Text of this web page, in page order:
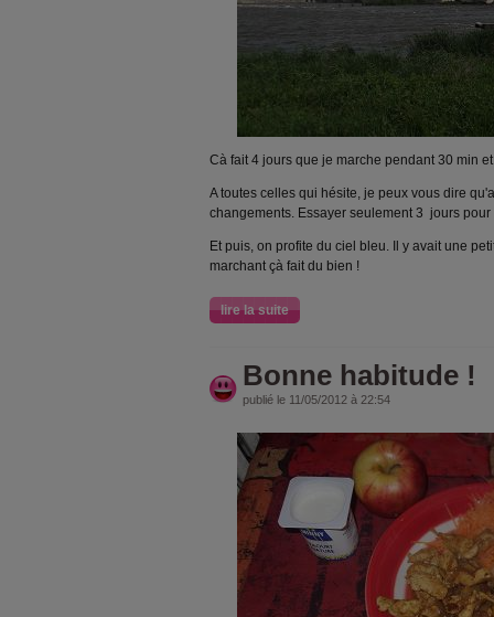
Cà fait 4 jours que je marche pendant 30 min
A toutes celles qui hésite, je peux vous dire
changements. Essayer seulement 3 jours pour
Et puis, on profite du ciel bleu. Il y avait une
marchant çà fait du bien !
lire la suite
Bonne habitude !
publié le 11/05/2012 à 22:54